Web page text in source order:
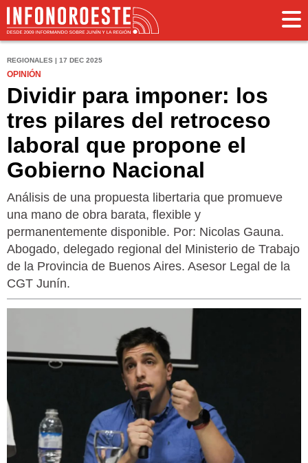
REGIONALES | 17 DEC 2025
OPINIÓN
Dividir para imponer: los
tres pilares del retroceso
laboral que propone el
Gobierno Nacional
Análisis de una propuesta libertaria que promueve
una mano de obra barata, flexible y
permanentemente disponible. Por: Nicolas Gauna.
Abogado, delegado regional del Ministerio de Trabajo
de la Provincia de Buenos Aires. Asesor Legal de la
CGT Junín.